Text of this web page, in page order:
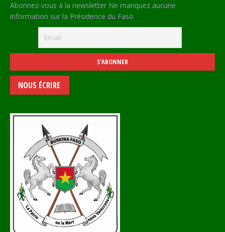
Abonnez-vous à la newsletter Ne manquez aucune
information sur la Présidence du Faso
NOUS ÉCRIRE